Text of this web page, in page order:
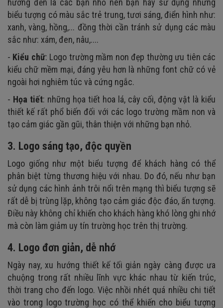
hướng đến là các bạn nhỏ nên bạn hãy sử dụng những
biểu tượng có màu sắc trẻ trung, tươi sáng, điển hình như:
xanh, vàng, hồng,... đồng thời cần tránh sử dụng các màu
sắc như: xám, đen, nâu,....
- Kiểu chữ: Logo trường mầm non đẹp thường ưu tiên các
kiểu chữ mềm mại, đáng yêu hơn là những font chữ có vẻ
ngoài hơi nghiêm túc và cứng ngắc.
- Họa tiết: những họa tiết hoa lá, cây cối, động vật là kiểu
thiết kế rất phổ biến đối với các logo trường mầm non và
tạo cảm giác gần gũi, thân thiện với những bạn nhỏ.
3. Logo sáng tạo, độc quyền
Logo giống như một biểu tượng để khách hàng có thể
phân biệt từng thương hiệu với nhau. Do đó, nếu như bạn
sử dụng các hình ảnh trôi nổi trên mạng thì biểu tượng sẽ
rất dễ bị trùng lặp, không tạo cảm giác độc đáo, ấn tượng.
Điều này không chỉ khiến cho khách hàng khó lòng ghi nhớ
mà còn làm giảm uy tín trường học trên thị trường.
4. Logo đơn giản, dễ nhớ
Ngày nay, xu hướng thiết kế tối giản ngày càng được ưa
chuộng trong rất nhiều lĩnh vực khác nhau từ kiến trúc,
thời trang cho đến logo. Việc nhồi nhét quá nhiều chi tiết
vào trong logo trường học có thể khiến cho biểu tượng